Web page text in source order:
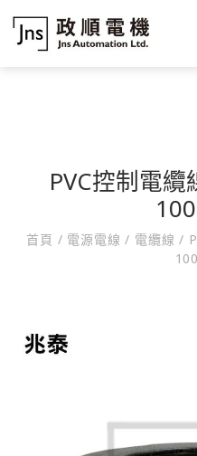
PVC控制電
首頁 / 電源電線/ 電纜線/